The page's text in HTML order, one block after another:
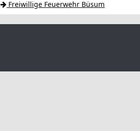
Freiwillige Feuerwehr Büsum